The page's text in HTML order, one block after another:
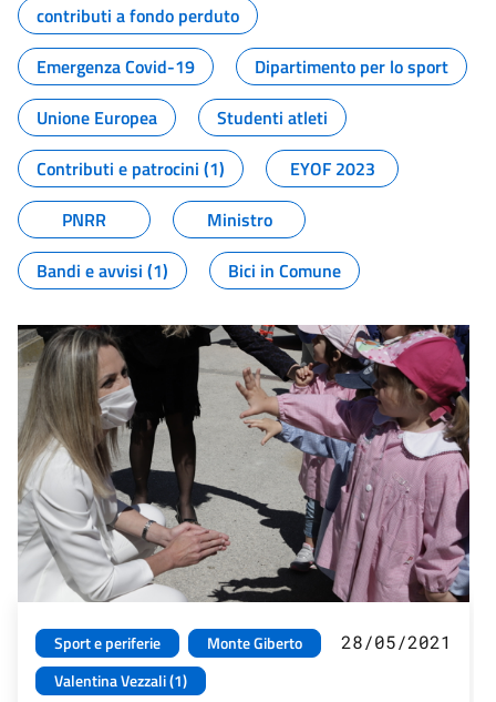
contributi a fondo perduto
Emergenza Covid-19
Dipartimento per lo sport
Unione Europea
Studenti atleti
Contributi e patrocini (1)
EYOF 2023
PNRR
Ministro
Bandi e avvisi (1)
Bici in Comune
Sport e periferie
Monte Giberto
Valentina Vezzali (1)
28/05/2021